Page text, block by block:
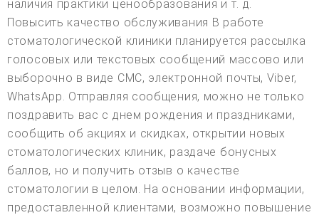
наличия практики ценообразования и т. д.
Повысить качество обслуживания В работе
стоматологической клиники планируется рассылка
голосовых или текстовых сообщений массово или
выборочно в виде СМС, электронной почты, Viber,
WhatsApp. Отправляя сообщения, можно не только
поздравить вас с днем рождения и праздниками,
сообщить об акциях и скидках, открытии новых
стоматологических клиник, раздаче бонусных
баллов, но и получить отзыв о качестве
стоматологии в целом. На основании информации,
предоставленной клиентами, возможно повышение